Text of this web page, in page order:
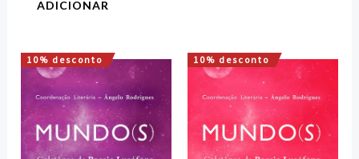
ADICIONAR
10% desconto
O
preço
original
era:
13,50 €.
O
preço
atual
é:
12,15 €.
10% desconto
O
preço
original
era:
13,50 €.
O
preço
atual
é:
12,15 €.